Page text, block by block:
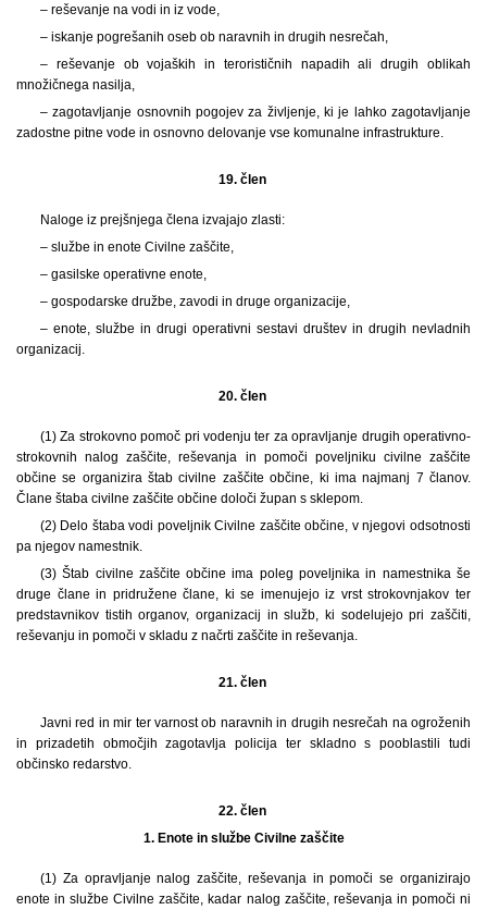
– reševanje na vodi in iz vode,
– iskanje pogrešanih oseb ob naravnih in drugih nesrečah,
– reševanje ob vojaških in terorističnih napadih ali drugih oblikah
množičnega nasilja,
– zagotavljanje osnovnih pogojev za življenje, ki je lahko zagotavljanje
zadostne pitne vode in osnovno delovanje vse komunalne infrastrukture.
19. člen
Naloge iz prejšnjega člena izvajajo zlasti:
– službe in enote Civilne zaščite,
– gasilske operativne enote,
– gospodarske družbe, zavodi in druge organizacije,
– enote, službe in drugi operativni sestavi društev in drugih nevladnih
organizacij.
20. člen
(1) Za strokovno pomoč pri vodenju ter za opravljanje drugih operativno-
strokovnih nalog zaščite, reševanja in pomoči poveljniku civilne zaščite
občine se organizira štab civilne zaščite občine, ki ima najmanj 7 članov.
Člane štaba civilne zaščite občine določi župan s sklepom.
(2) Delo štaba vodi poveljnik Civilne zaščite občine, v njegovi odsotnosti
pa njegov namestnik.
(3) Štab civilne zaščite občine ima poleg poveljnika in namestnika še
druge člane in pridružene člane, ki se imenujejo iz vrst strokovnjakov ter
predstavnikov tistih organov, organizacij in služb, ki sodelujejo pri zaščiti,
reševanju in pomoči v skladu z načrti zaščite in reševanja.
21. člen
Javni red in mir ter varnost ob naravnih in drugih nesrečah na ogroženih
in prizadetih območjih zagotavlja policija ter skladno s pooblastili tudi
občinsko redarstvo.
22. člen
1. Enote in službe Civilne zaščite
(1) Za opravljanje nalog zaščite, reševanja in pomoči se organizirajo
enote in službe Civilne zaščite, kadar nalog zaščite, reševanja in pomoči ni